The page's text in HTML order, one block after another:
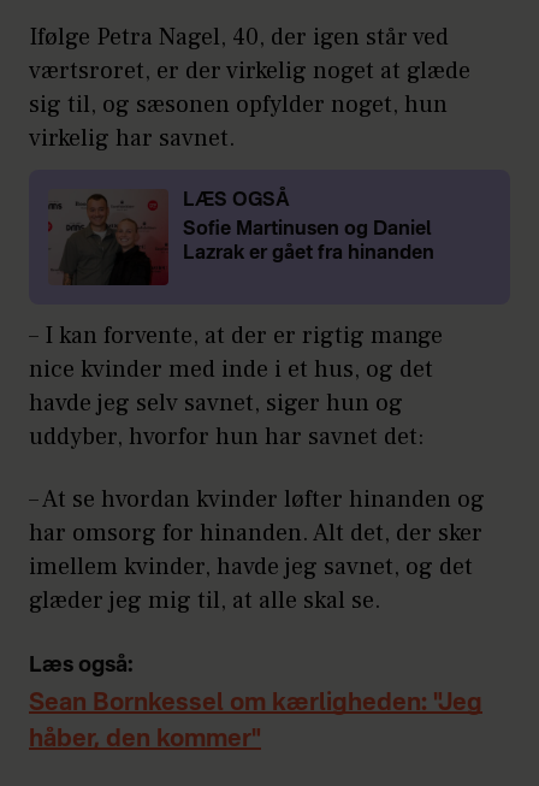
Ifølge Petra Nagel, 40, der igen står ved
værtsroret, er der virkelig noget at glæde
sig til, og sæsonen opfylder noget, hun
virkelig har savnet.
LÆS OGSÅ
Sofie Martinusen og Daniel
Lazrak er gået fra hinanden
– I kan forvente, at der er rigtig mange
nice kvinder med inde i et hus, og det
havde jeg selv savnet, siger hun og
uddyber, hvorfor hun har savnet det:
– At se hvordan kvinder løfter hinanden og
har omsorg for hinanden. Alt det, der sker
imellem kvinder, havde jeg savnet, og det
glæder jeg mig til, at alle skal se.
Læs også:
Sean Bornkessel om kærligheden: "Jeg
håber, den kommer"